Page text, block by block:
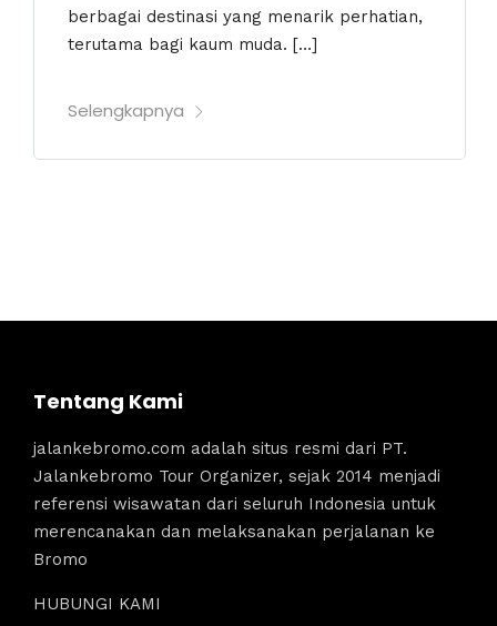
berbagai destinasi yang menarik perhatian,
terutama bagi kaum muda. […]
Selengkapnya
Tentang Kami
jalankebromo.com adalah situs resmi dari PT.
Jalankebromo Tour Organizer, sejak 2014 menjadi
referensi wisawatan dari seluruh Indonesia untuk
merencanakan dan melaksanakan perjalanan ke
Bromo
HUBUNGI KAMI